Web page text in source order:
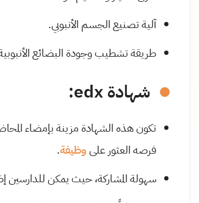
آلية تصنيع الجسم الأنبوبي.
طريقة تشطيب وجودة البضائع
شهادة edx:
تكون هذه الشهادة مزينة بإمضاء
فرصه العثور علىوظيفة.
سهولة المشاركة، حيث يمكن للدارسين